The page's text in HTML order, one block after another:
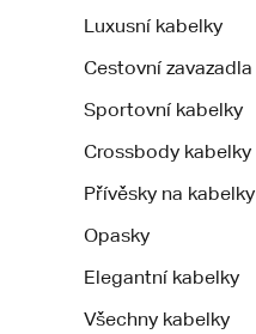
Luxusní kabelky
Cestovní zavazadla
Sportovní kabelky
Crossbody kabelky
Přívěsky na kabelky
Opasky
Elegantní kabelky
Všechny kabelky